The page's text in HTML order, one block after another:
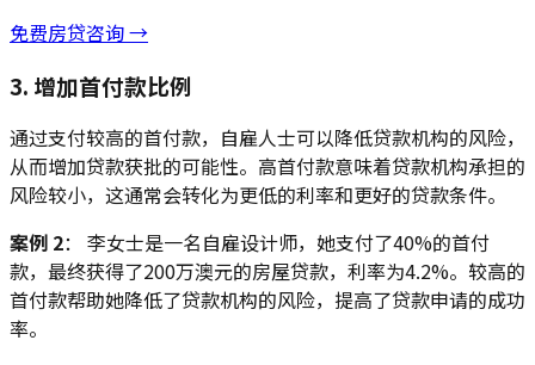
免费房贷咨询 →
3. 增加首付款比例
通过支付较高的首付款，自雇人士可以降低贷款机构的风险，
从而增加贷款获批的可能性。高首付款意味着贷款机构承担的
风险较小，这通常会转化为更低的利率和更好的贷款条件。
案例 2： 李女士是一名自雇设计师，她支付了40%的首付
款，最终获得了200万澳元的房屋贷款，利率为4.2%。较高的
首付款帮助她降低了贷款机构的风险，提高了贷款申请的成功
率。